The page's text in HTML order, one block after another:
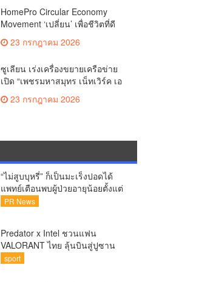
Asia”
1,200 คู่ มูลค่ากว่า 2,200 ล้านบาท
ตอกย้ำไทยสู่ “Content Hub of
Asia”
HomePro Circular Economy
Movement ‘เปลี่ยน’ เพื่อชีวิตที่ดี
กว่า | CHANGE FOR BETTER
LIVING เมื่อ ‘ของเก่า’ ได้ไปต่อ
23 กรกฎาคม 2026
ซูเลียน เร่งเครื่องขยายเครือข่าย
เปิด “เพชรมหาสมุทร เน็ทเวิร์ค เอ
เจนซี่ (MGC)” ตอกย้ำการเติบโต
เครือข่าย พร้อมยกระดับการ
23 กรกฎาคม 2026
“ไม่สูบบุหรี่” ก็เป็นมะเร็งปอดได้
แพทย์เตือนพบผู้ป่วยอายุน้อยตั้งแต่
วัย 35 ปีเพิ่มขึ้นคนไทยกว่า 70%
PR News
Predator x Intel ชวนแฟน
VALORANT ไทย ลุ้นบินสู่ปูซาน
เชียร์ศึก VCT Pacific Finals Busan
sport